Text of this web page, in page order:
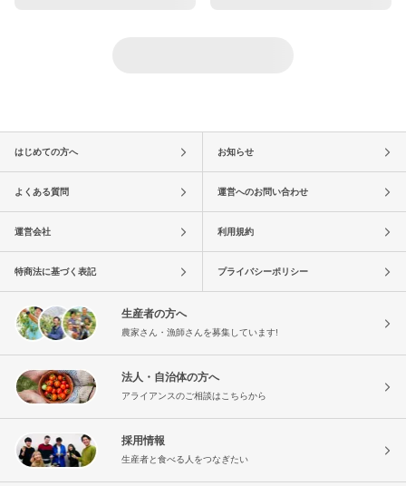
はじめての方へ お知らせ
よくある質問 運営へのお問い合わせ
運営会社 利用規約
特商法に基づく表記 プライバシーポリシー
生産者の方へ
農家さん・漁師さんを募集しています!
法人・自治体の方へ
アライアンスのご相談はこちらから
採用情報
生産者と食べる人をつなぎたい